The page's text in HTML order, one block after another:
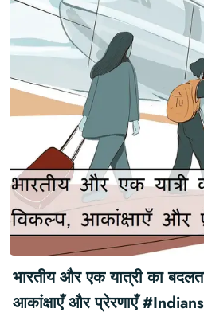
भारतीय और एक यात्री का
आकांक्षाएँ और प्रेरणाएँ